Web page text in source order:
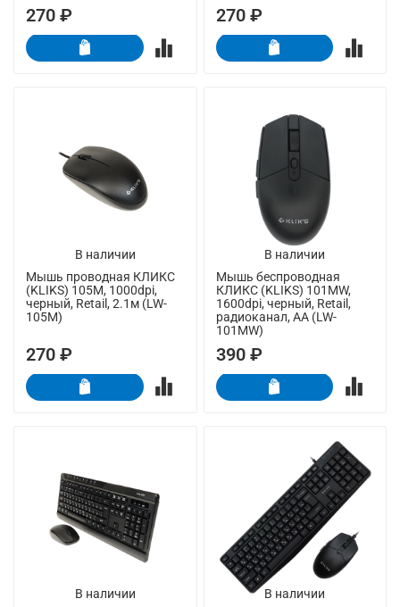
270 ₽ 270 ₽
В наличии
Мышь проводная КЛИКС
(KLIKS) 105M, 1000dpi,
черный, Retail, 2.1м (LW-
105M)
270 ₽
В наличии
Мышь беспроводная
КЛИКС (KLIKS) 101MW,
1600dpi, черный, Retail,
радиоканал, AA (LW-
101MW)
390 ₽
В наличии
В наличии